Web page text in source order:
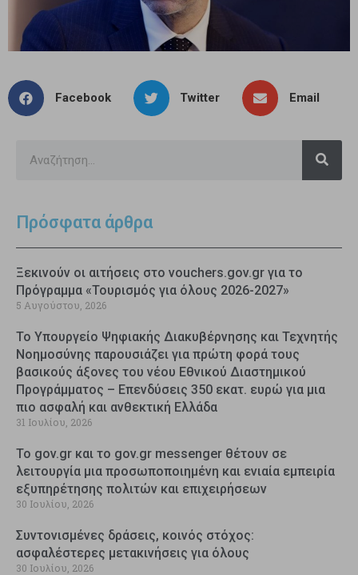
Facebook Twitter Email
Πρόσφατα άρθρα
Ξεκινούν οι αιτήσεις στο vouchers.gov.gr για το
Πρόγραμμα «Τουρισμός για όλους 2026-2027»
5 Αυγούστου, 2026
Το Υπουργείο Ψηφιακής Διακυβέρνησης και Τεχνητής
Νοημοσύνης παρουσιάζει για πρώτη φορά τους
βασικούς άξονες του νέου Εθνικού Διαστημικού
Προγράμματος – Επενδύσεις 350 εκατ. ευρώ για μια
πιο ασφαλή και ανθεκτική Ελλάδα
31 Ιουλίου, 2026
Το gov.gr και το gov.gr messenger θέτουν σε
λειτουργία μια προσωποποιημένη και ενιαία εμπειρία
εξυπηρέτησης πολιτών και επιχειρήσεων
30 Ιουλίου, 2026
Συντονισμένες δράσεις, κοινός στόχος:
ασφαλέστερες μετακινήσεις για όλους
30 Ιουλίου, 2026